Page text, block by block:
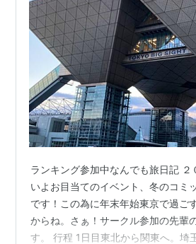
ランキング参加中なんでも旅日記 ２
いよお目当てのイベント、冬のコミ
です！この為に年末年始東京で過ご
からね。さぁ！サークル参加の先輩
す。 行程 1日目東北から関東へ。埼